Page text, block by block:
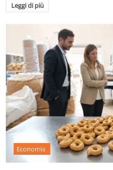
Leggi di più
Economia